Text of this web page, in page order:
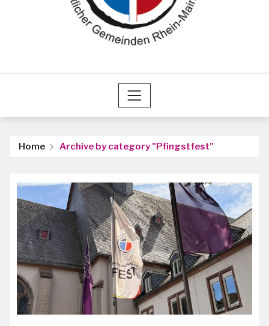
Home Archive by category "Pfingstfest"